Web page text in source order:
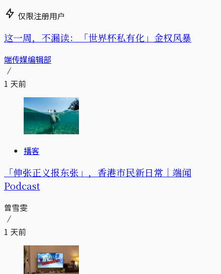
仅限注册用户
这一周，不漏读：「世界杯私有化」金权风暴
端传媒编辑部
1 天前
播客
「伸张正义报东张」，香港市民新日常｜端闻
Podcast
曾雪雯
1 天前